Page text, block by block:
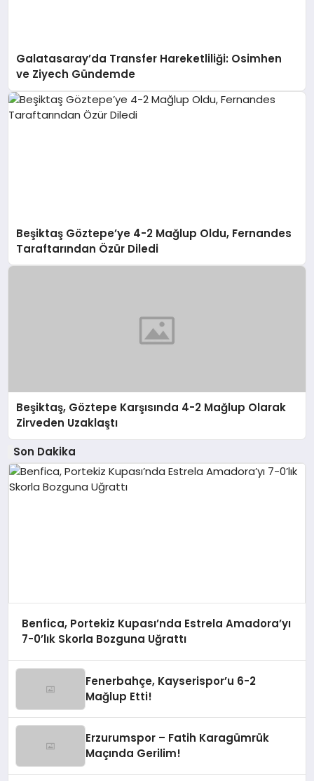
Galatasaray’da Transfer Hareketliliği: Osimhen
ve Ziyech Gündemde
Beşiktaş Göztepe’ye 4-2 Mağlup Oldu, Fernandes
Taraftarından Özür Diledi
Beşiktaş, Göztepe Karşısında 4-2 Mağlup Olarak
Zirveden Uzaklaştı
Son Dakika
Benfica, Portekiz Kupası’nda Estrela Amadora’yı
7-0’lık Skorla Bozguna Uğrattı
Fenerbahçe, Kayserispor’u 6-2
Mağlup Etti!
Erzurumspor – Fatih Karagümrük
Maçında Gerilim!